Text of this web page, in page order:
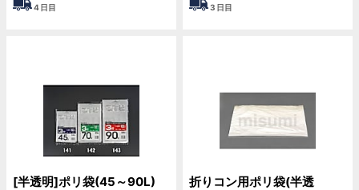
4日目 3 日目
[半透明]ポリ袋(45～90L)
折りコン用ポリ袋(半透